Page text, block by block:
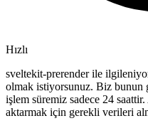
Hızlı
sveltekit-prerender ile
olmak istiyorsunuz. Biz bunun
işlem süremiz sadece 24 saattir.
aktarmak için gerekli verileri